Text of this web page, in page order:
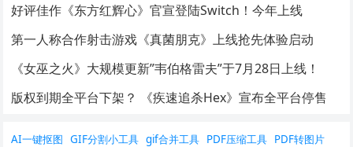
好评佳作《东方红辉心》官宣登陆Switch！今年上线
第一人称合作射击游戏《真菌朋克》上线抢先体验启动
《女巫之火》大规模更新”韦伯格雷夫”于7月28日上线！
版权到期全平台下架？ 《疾速追杀Hex》宣布全平台停售
AI一键抠图 GIF分割小工具 gif合并工具 PDF压缩工具 PDF转图片